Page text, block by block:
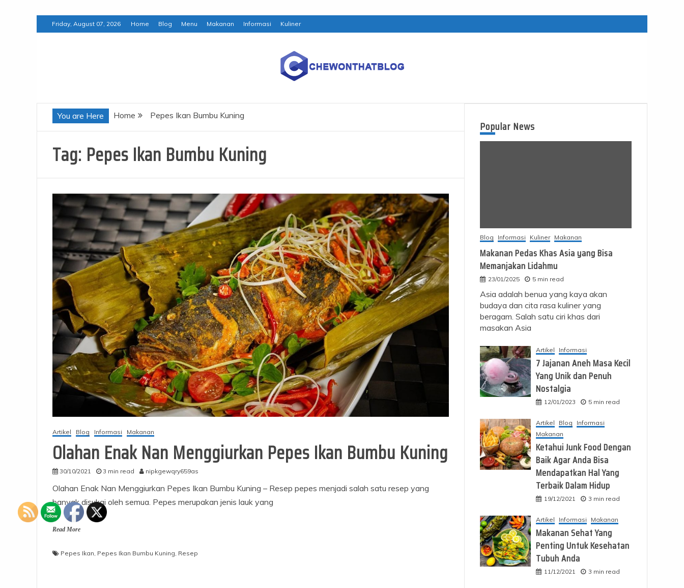
to
Friday, August 07, 2026 Home Blog Menu Makanan Informasi Kuliner
Chewonthatblog
You are Here Home Pepes Ikan Bumbu Kuning
Tag: Pepes Ikan Bumbu Kuning
Artikel Blog Informasi Makanan
Olahan Enak Nan Menggiurkan Pepes Ikan Bumbu Kuning
30/10/2021 3 min read nipkgewqry659as
Olahan Enak Nan Menggiurkan Pepes Ikan Bumbu Kuning – Resep pepes menjadi salah satu resep yang
banyak disukai oleh semua. Pepes merupakan jenis lauk yang
Read More
Pepes Ikan Pepes Ikan Bumbu Kuning Resep
Popular News
Blog Informasi Kuliner Makanan
Makanan Pedas Khas Asia yang Bisa
Memanjakan Lidahmu
23/01/2025 5 min read
Asia adalah benua yang kaya akan
budaya dan cita rasa kuliner yang
beragam. Salah satu ciri khas dari
masakan Asia
Artikel Informasi
7 Jajanan Aneh Masa Kecil
Yang Unik dan Penuh
Nostalgia
12/01/2023 5 min read
Artikel Blog
Informasi
Makanan
Ketahui Junk Food Dengan
Baik Agar Anda Bisa
Mendapatkan Hal Yang
Terbaik Dalam Hidup
19/12/2021 3 min read
Artikel Informasi Makanan
Makanan Sehat Yang
Penting Untuk Kesehatan
Tubuh Anda
11/12/2021 3 min read